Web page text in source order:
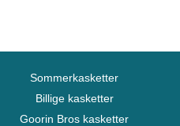
Sommerkasketter
Billige kasketter
Goorin Bros kasketter